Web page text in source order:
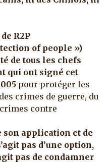
R2P
of people »)
de tous les chefs
qui ont signé cet
pour protéger les
crimes de guerre, du
contre
son application et de
pas d’une option,
pas de condamner